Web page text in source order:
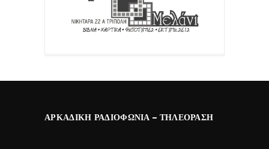
ΑΡΚΑΔΙΚΉ ΡΑΔΙΟΦΩΝΊΑ – ΤΗΛΕΌΡΑΣΗ